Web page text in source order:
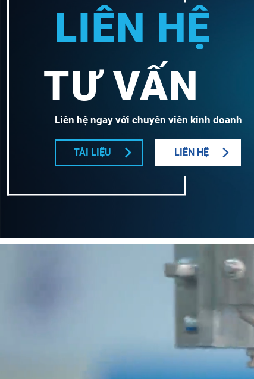
LIÊN HỆ
TƯ VẤN
Liên hệ ngay với chuyên viên kinh doanh
TÀI LIỆU LIÊN HỆ